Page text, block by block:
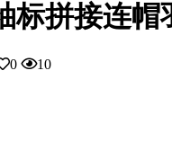
标拼接连帽
0 10